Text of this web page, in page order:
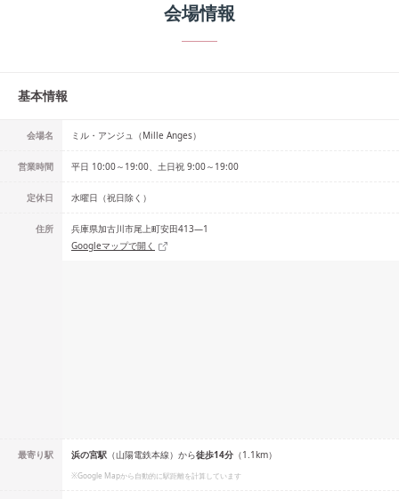
会場情報
基本情報
会場名 ミル・アンジュ（Mille Anges）
営業時間 平日 10:00～19:00、土日祝 9:00～19:00
定休日 水曜日（祝日除く）
住所
兵庫県加古川市尾上町安田413―1
Googleマップで開く
最寄り駅 浜の宮駅 （山陽電鉄本線） から徒歩14分 （1.1km）
※Google Mapから自動的に駅距離を計算しています